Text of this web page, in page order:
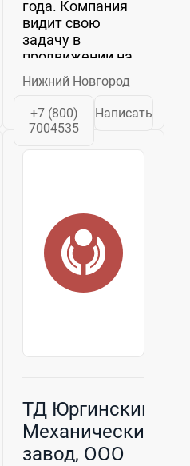
года. Компания
видит свою
задачу в
продвижении на
российский
рынок
современной
сельхозтехники и
агротехнологий,
Нижний Новгород
+7 (800)
7004535
Написать
ТД Юргинский
Механический
завод, ООО